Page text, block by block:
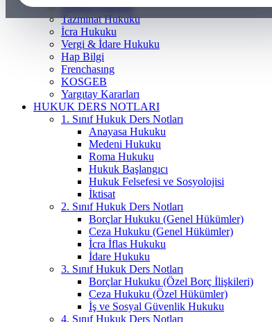
Medeni Hukuku
Tazminat Hukuku
İcra Hukuku
Vergi & İdare Hukuku
Hap Bilgi
Frenchasıng
KOSGEB
Yargıtay Kararları
HUKUK DERS NOTLARI
1. Sınıf Hukuk Ders Notları
Anayasa Hukuku
Medeni Hukuku
Roma Hukuku
Hukuk Başlangıcı
Hukuk Felsefesi ve Sosyolojisi
İktisat
2. Sınıf Hukuk Ders Notları
Borçlar Hukuku (Genel Hükümler)
Ceza Hukuku (Genel Hükümler)
İcra İflas Hukuku
İdare Hukuku
3. Sınıf Hukuk Ders Notları
Borçlar Hukuku (Özel Borç İlişkileri)
Ceza Hukuku (Özel Hükümler)
İş ve Sosyal Güvenlik Hukuku
4. Sınıf Hukuk Ders Notları